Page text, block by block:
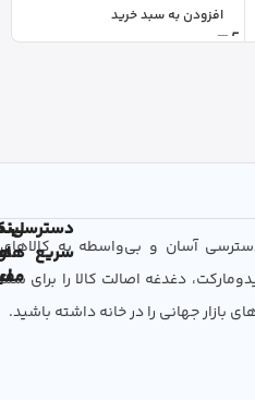
افزودن به سبد خرید
1399 با هدف دسترسی آسان و بی‌واسطه به کالاهای
دغدغه اصالت کالا را برای شما
بازار جهانی را در خانه داشته باشید.
دسترسی
سریع